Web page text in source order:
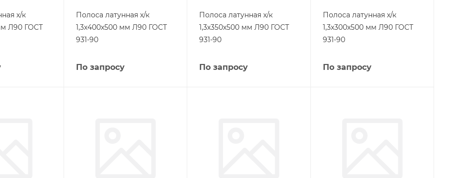
х/к
Л90 ГОСТ
Полоса латунная х/к
1,3х400х500 мм Л90 ГОСТ
931-90
По запросу
Полоса латунная х/к
1,3х350х500 мм Л90 ГОСТ
931-90
По запросу
Полоса латунная х/к
1,3х300х500 мм Л90 ГОСТ
931-90
По запросу